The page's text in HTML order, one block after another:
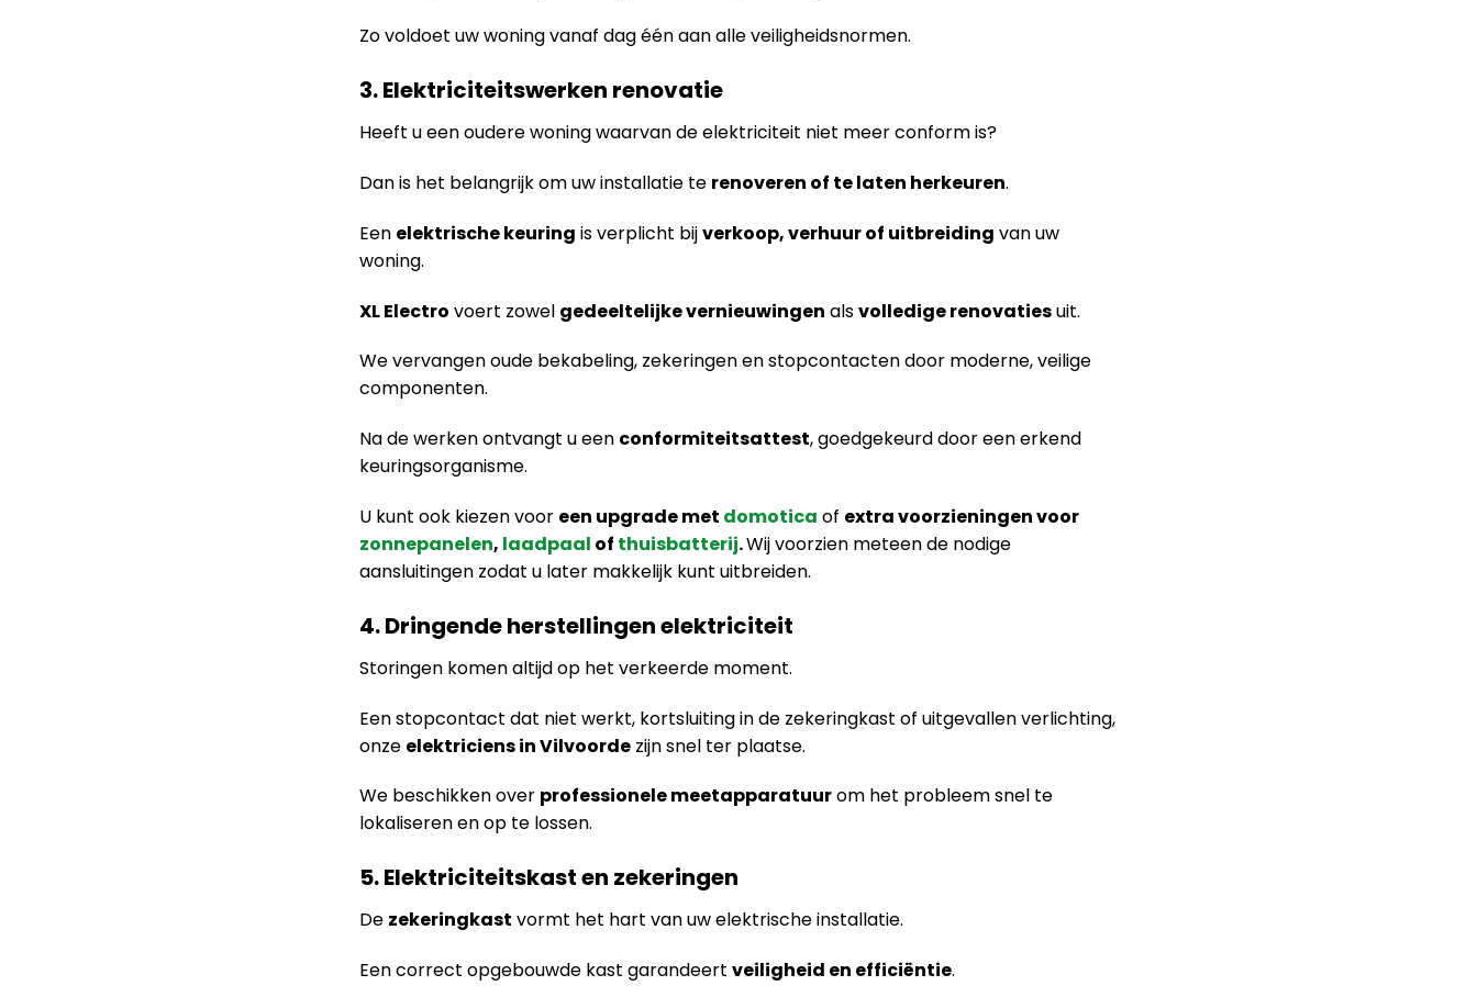
Zo voldoet uw woning vanaf dag één aan alle veiligheidsnormen.
3. Elektriciteitswerken renovatie
Heeft u een oudere woning waarvan de elektriciteit niet meer conform is?
Dan is het belangrijk om uw installatie te renoveren of te laten herkeuren.
Een elektrische keuring is verplicht bijverkoop, verhuur of uitbreiding van uw
woning.
XL Electro voert zowel gedeeltelijke vernieuwingen alsvolledige renovatiesuit.
We vervangen oude bekabeling, zekeringen en stopcontacten door moderne, veilige
componenten.
Na de werken ontvangt u een conformiteitsattest, goedgekeurd door een erkend
keuringsorganisme.
U kunt ook kiezen voor een upgrade met domotica of extra voorzieningen voor
zonnepanelen, laadpaal of thuisbatterij.Wij voorzien meteen de nodige
aansluitingen zodat u later makkelijk kunt uitbreiden.
4. Dringende herstellingen elektriciteit
Storingen komen altijd op het verkeerde moment.
Een stopcontact dat niet werkt, kortsluiting in de zekeringkast of uitgevallen verlichting,
onze elektriciens in Vilvoorde zijn snel ter plaatse.
We beschikken over professionele meetapparatuurom het probleem snel te
lokaliseren en op te lossen.
5. Elektriciteitskast en zekeringen
De zekeringkast vormt het hart van uw elektrische installatie.
Een correct opgebouwde kast garandeert veiligheid en efficiëntie.